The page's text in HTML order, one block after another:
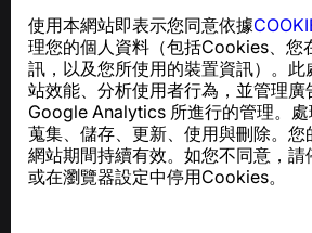
使用本網站即表示您同意依據
理您的個人資料（包括Cookies、您
訊，以及您所使用的裝置資訊）。此
站效能、分析使用者行為，並管理廣
Google Analytics 所進行的管理。
蒐集、儲存、更新、使用與刪除。
網站期間持續有效。如您不同意，請
或在瀏覽器設定中停用Cookies。
及騷擾內容
關於 GDPR 合規的諮詢：
說明中心
新聞與文章
關於專案
聯絡方式